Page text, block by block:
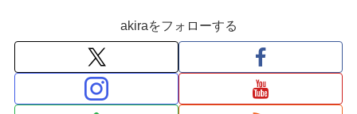
akiraをフォローする